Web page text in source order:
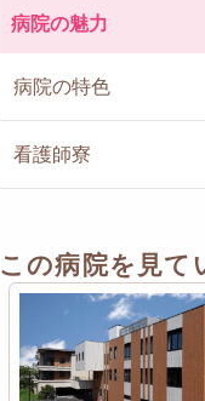
病院の魅力
病院の特色
看護師寮
この病院を見て